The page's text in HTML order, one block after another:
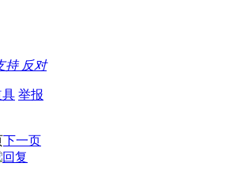
持 反对
具 举报
下一页